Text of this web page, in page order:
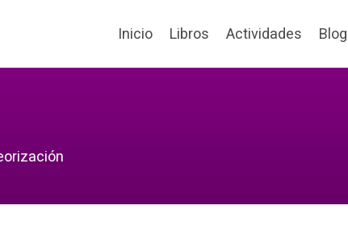
Inicio Libros Actividades Blog